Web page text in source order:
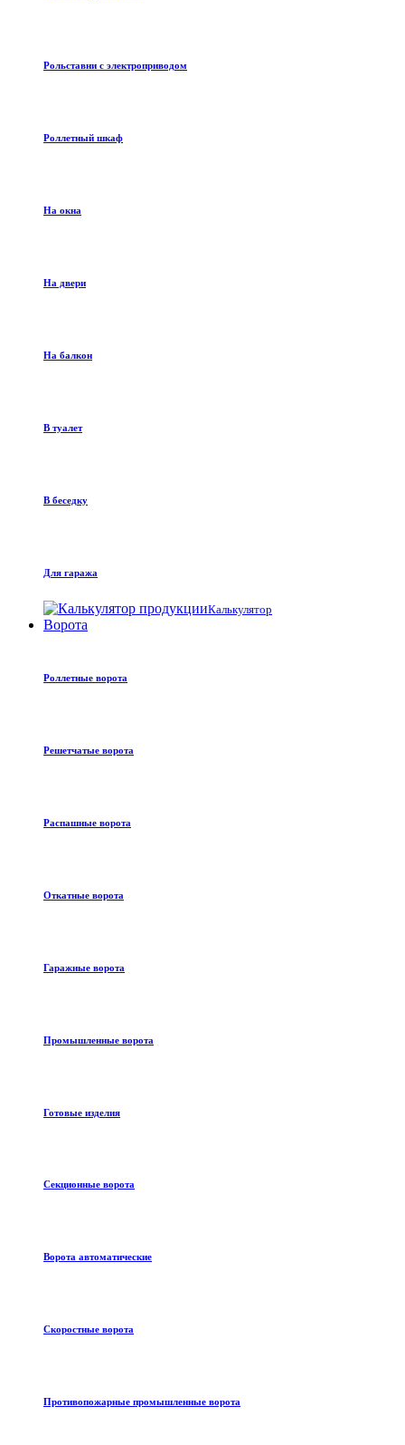
Рольставни с электроприводом
Роллетный шкаф
На окна
На двери
На балкон
В туалет
В беседку
Для гаража
Калькулятор
Ворота
Роллетные ворота
Решетчатые ворота
Распашные ворота
Откатные ворота
Гаражные ворота
Промышленные ворота
Готовые изделия
Секционные ворота
Ворота автоматические
Скоростные ворота
Противопожарные промышленные ворота